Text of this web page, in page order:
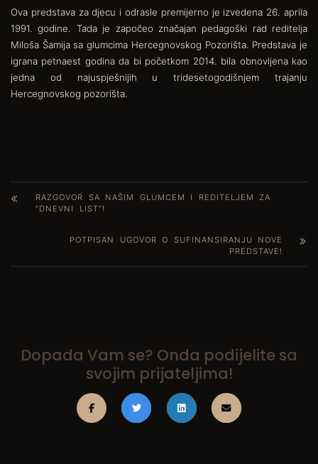
Ova predstava za djecu i odrasle premijerno je izvedena 26. aprila
1991. godine. Tada je započeo značajan pedagoški rad reditelja
Miloša Šamija sa glumcima Hercegnovskog Pozorišta. Predstava je
igrana petnaest godina da bi početkom 2014. bila obnovljena kao
jedna od najuspješnijih u tridesetogodišnjem trajanju
Hercegnovskog pozorišta.
RAZGOVOR SA NAŠIM GLUMCEM I REDITELJEM ZA
“DNEVNI LIST”!
POTPISAN UGOVOR O SUFINANSIRANJU NOVE
PREDSTAVE!
Dopada Vam se? Onda podijelite sa
svojim prijateljima!